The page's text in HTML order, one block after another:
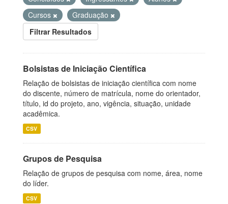
Cursos
Graduação
Filtrar Resultados
Bolsistas de Iniciação Científica
Relação de bolsistas de iniciação científica com nome
do discente, número de matrícula, nome do orientador,
título, id do projeto, ano, vigência, situação, unidade
acadêmica.
CSV
Grupos de Pesquisa
Relação de grupos de pesquisa com nome, área, nome
do líder.
CSV